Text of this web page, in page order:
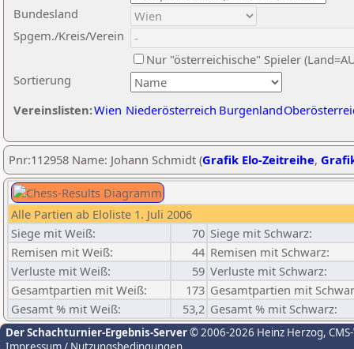
Sortierung
Bundesland
Spgem./Kreis/Verein
Nur "österreichische" Spieler
Vereinslisten:Wien Niederösterreich Burgenland
Pnr:112958 Name: Johann Schmidt (Grafik Elo-Zeitreihe,
Alle Partien ab Eloliste 1. Juli 2006
Siege mit Weiß:
70 Siege mit Schwarz:
Remisen mit Weiß:
44 Remisen mit Schwarz:
Verluste mit Weiß:
59 Verluste mit Schwarz:
Gesamtpartien mit Weiß:
173 Gesamtpartien mit
Gesamt % mit Weiß:
53,2 Gesamt % mit Schwarz:
Der Schachturnier-Ergebnis-Server© 2006-2026 Heinz Herzog,